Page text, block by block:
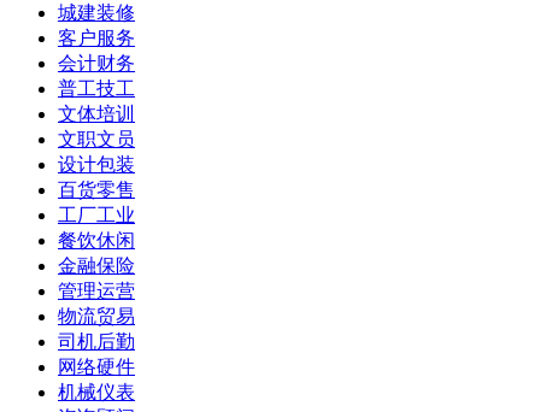
城建装修
客户服务
会计财务
普工技工
文体培训
文职文员
设计包装
百货零售
工厂工业
餐饮休闲
金融保险
管理运营
物流贸易
司机后勤
网络硬件
机械仪表